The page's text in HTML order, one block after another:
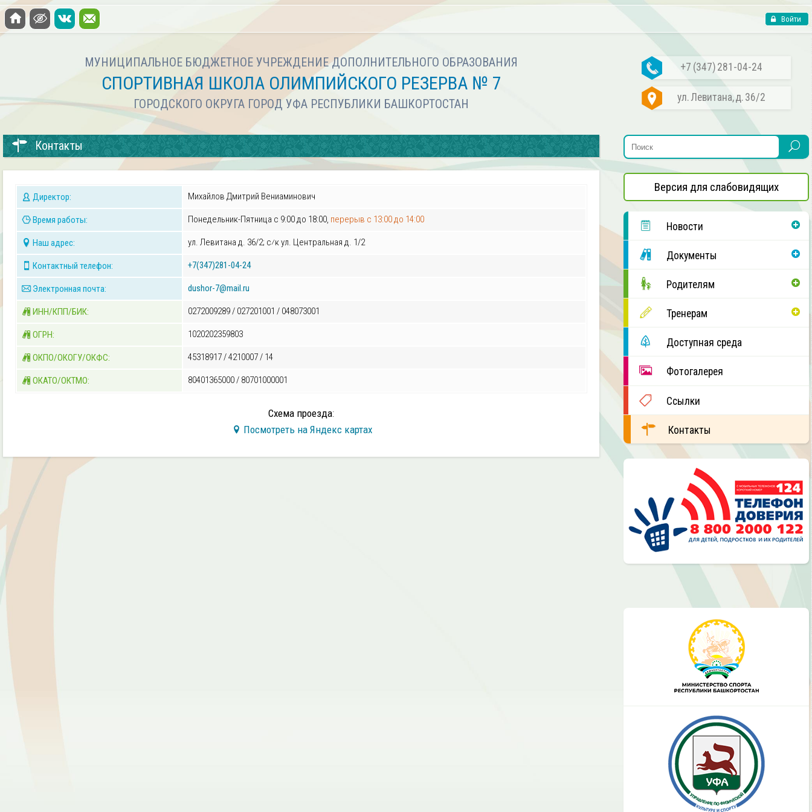
Войти
МУНИЦИПАЛЬНОЕ БЮДЖЕТНОЕ УЧРЕЖДЕНИЕ ДОПОЛНИТЕЛЬНОГО ОБРАЗОВАНИЯ
СПОРТИВНАЯ ШКОЛА ОЛИМПИЙСКОГО РЕЗЕРВА № 7
ГОРОДСКОГО ОКРУГА ГОРОД УФА РЕСПУБЛИКИ БАШКОРТОСТАН
+7 (347) 281-04-24
ул. Левитана, д. 36/2
Версия для слабовидящих
Новости
Документы
Родителям
Тренерам
Доступная среда
Фотогалерея
Ссылки
Контакты
Контакты
Директор: Михайлов Дмитрий Вениаминович
Время работы: Понедельник-Пятница с 9:00 до 18:00, перерыв с 13:00 до 14:00
Наш адрес: ул. Левитана д. 36/2; c⁄к ул. Центральная д. 1/2
Контактный телефон: +7(347)281-04-24
Электронная почта: dushor-7@mail.ru
ИНН/КПП/БИК: 0272009289 / 027201001 / 048073001
ОГРН: 1020202359803
ОКПО/ОКОГУ/ОКФС: 45318917 / 4210007 / 14
ОКАТО/ОКТМО: 80401365000 / 80701000001
Схема проезда:
Посмотреть на Яндекс картах